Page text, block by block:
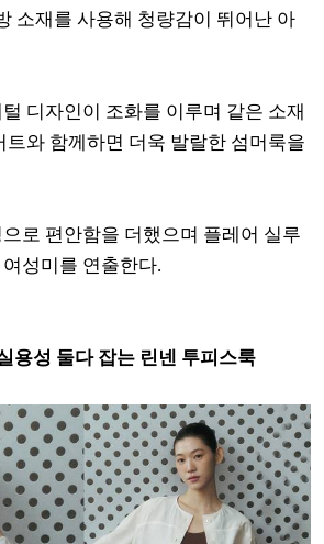
소재를 사용해 청량감이 뛰어난 아
디자인이 조화를 이루며 같은 소재
트와 함께하면 더욱 발랄한 섬머룩을
로 편안함을 더했으며 플레어 실루
성미를 연출한다.
용성 둘다 잡는 린넨 투피스룩